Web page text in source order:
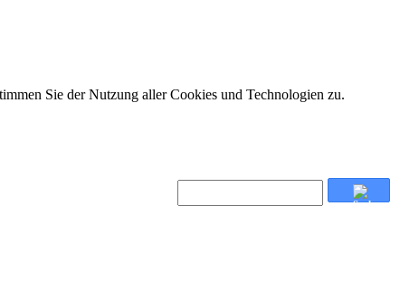
Sie der Nutzung aller Cookies und Technologien zu.